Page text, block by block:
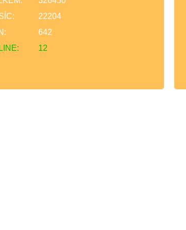
12
22204
642